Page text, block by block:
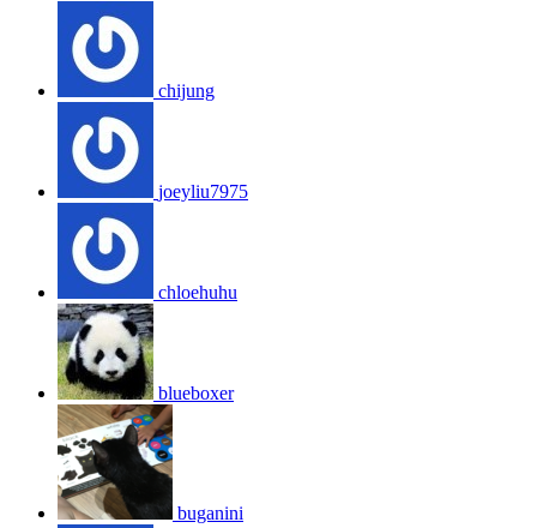
chijung
joeyliu7975
chloehuhu
blueboxer
buganini